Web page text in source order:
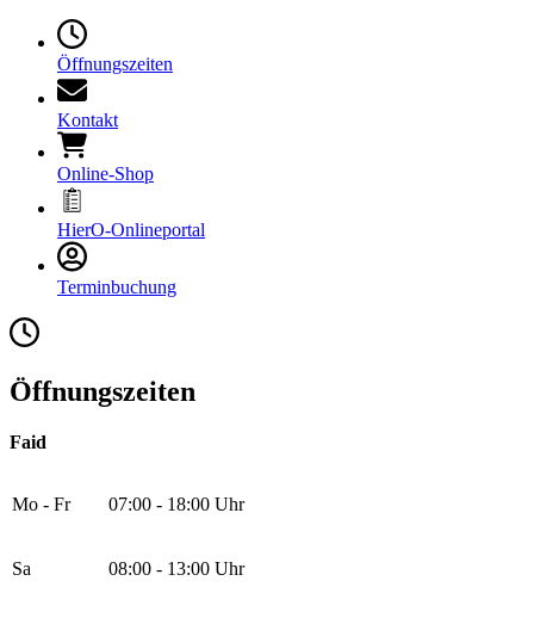
Öffnungszeiten
Kontakt
Online-Shop
HierO-Onlineportal
Terminbuchung
Öffnungszeiten
Faid
Mo - Fr 07:00 - 18:00 Uhr
Sa 08:00 - 13:00 Uhr